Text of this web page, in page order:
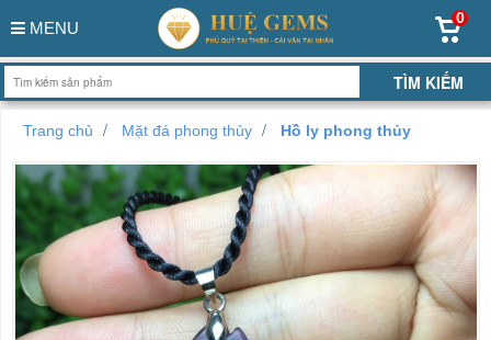
MENU
0
Trang chủ Mặt đá phong thủy Hồ ly phong thủy